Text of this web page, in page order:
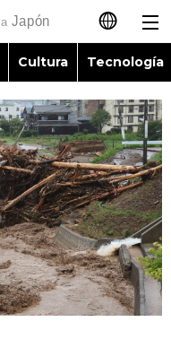
日本語
English
简体字
繁體字
Français
العربية
Cultura Tecnología